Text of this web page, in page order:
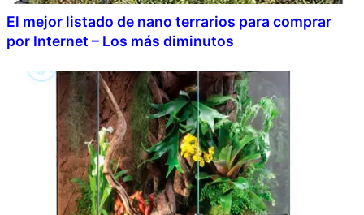
El mejor listado de nano terrarios para comprar
por Internet – Los más diminutos